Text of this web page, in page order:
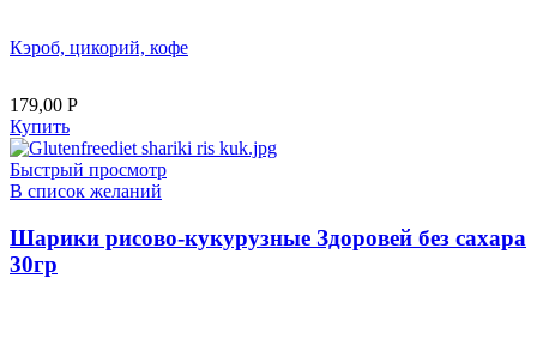
Кэроб, цикорий, кофе
179,00 Р
Купить
Быстрый просмотр
В список желаний
Шарики рисово-кукурузные Здоровей без сахара
30гр